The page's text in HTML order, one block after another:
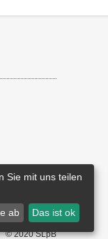
© 2020 SLpB
Sie mit uns teilen
ab Das ist ok